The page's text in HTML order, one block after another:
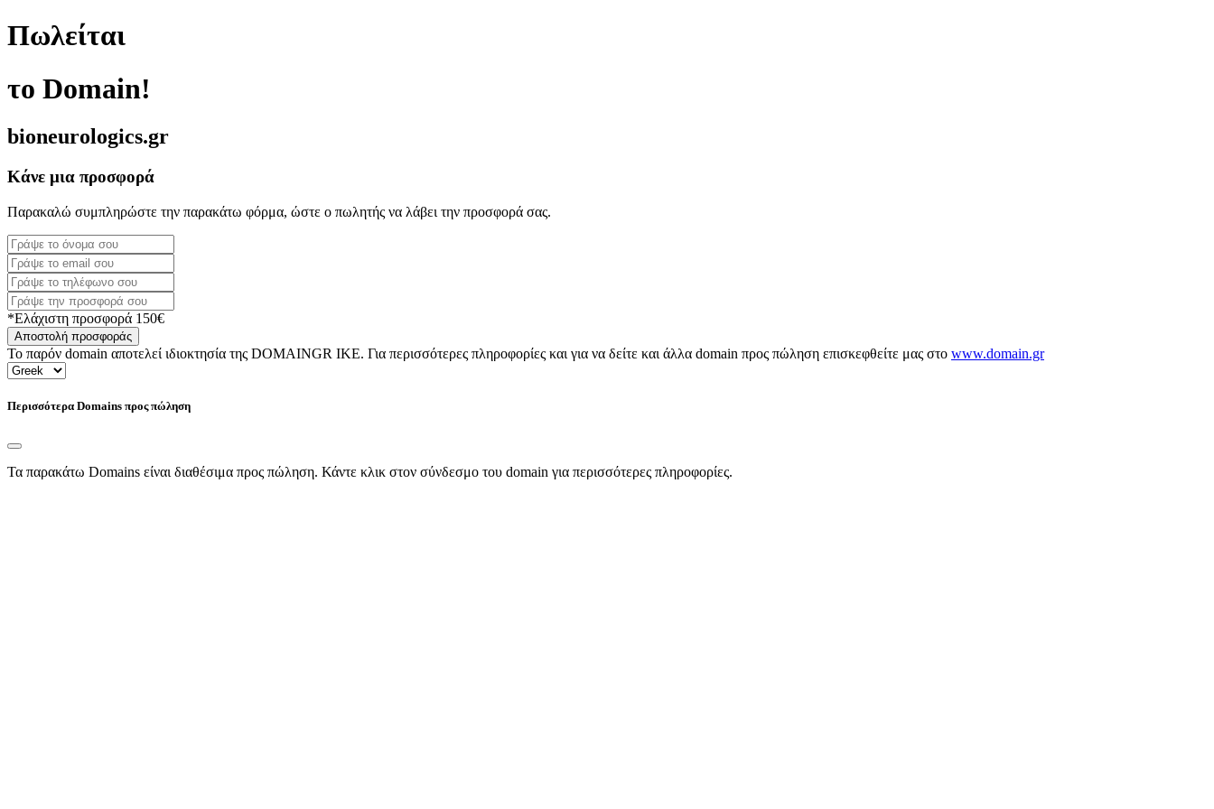
Πωλείται
το Domain!
bioneurologics.gr
Κάνε μια προσφορά
Παρακαλώ συμπληρώστε την παρακάτω φόρμα, ώστε ο πωλητής να λάβει την προσφορά σας.
*Ελάχιστη προσφορά 150€
Αποστολή προσφοράς
Το παρόν domain αποτελεί ιδιοκτησία της DOMAINGR ΙΚΕ. Για περισσότερες πληροφορίες και για να δείτε και άλλα domain προς πώληση επισκεφθείτε μας στο www.domain.gr
Περισσότερα Domains προς πώληση
Τα παρακάτω Domains είναι διαθέσιμα προς πώληση. Κάντε κλικ στον σύνδεσμο του domain για περισσότερες πληροφορίες.